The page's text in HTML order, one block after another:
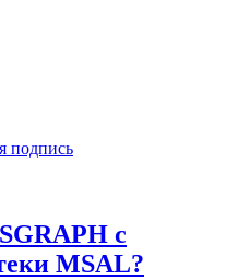
подпись
c
MSAL?